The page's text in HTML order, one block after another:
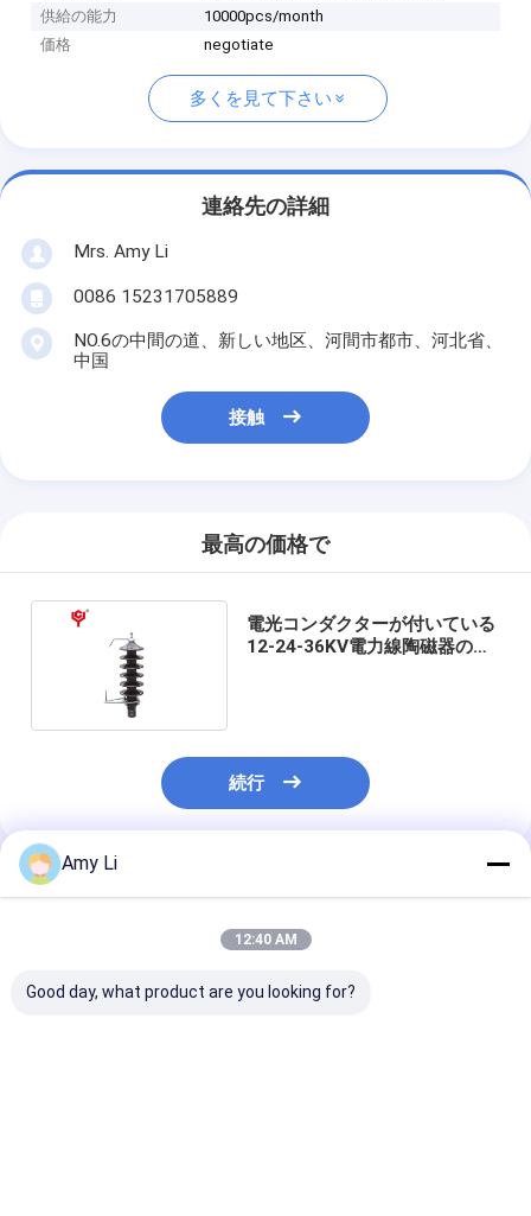
供給の能力
10000pcs/month
価格
negotiate
多くを見て下さい
連絡先の詳細
Mrs. Amy Li
0086 15231705889
NO.6の中間の道、新しい地区、河間市都市、河北省、
中国
接触
最高の価格で
電光コンダクターが付いている
12-24-36KV電力線陶磁器の絶
続行
推薦されたプロダクト
Amy Li
12:40 AM
Good day, what product are you looking for?